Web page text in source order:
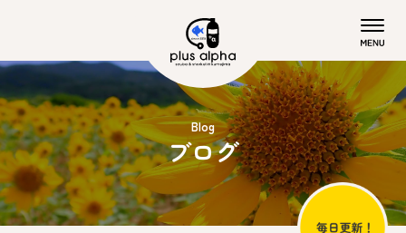
Blog
ブログ